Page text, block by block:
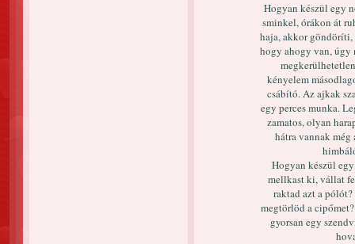
Hogyan készül egy
sminkel, órákon át
haja, akkor göndöríti,
hogy ahogy van, úgy
kényelem
csábító. Az ajkak
egy perces munka.
zamatos, olyan
hátra vannak
Hogyan készül
mellkast ki, vállat
raktad azt a
megtörlöd a
gyorsan egy